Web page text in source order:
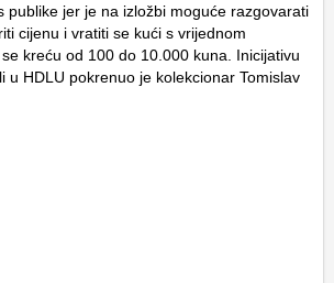
publike jer je na izložbi moguće razgovarati
cijenu i vratiti se kući s vrijednom
kreću od 100 do 10.000 kuna. Inicijativu
u HDLU pokrenuo je kolekcionar Tomislav